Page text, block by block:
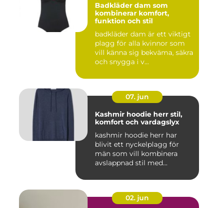
Badkläder dam som
kombinerar komfort,
funktion och stil
badkläder dam är ett viktigt
plagg för alla kvinnor som
vill känna sig bekväma, säkra
och snygga i v...
07. jun
Kashmir hoodie herr stil,
komfort och vardagslyx
kashmir hoodie herr har
blivit ett nyckelplagg för
män som vill kombinera
avslappnad stil med
02. jun